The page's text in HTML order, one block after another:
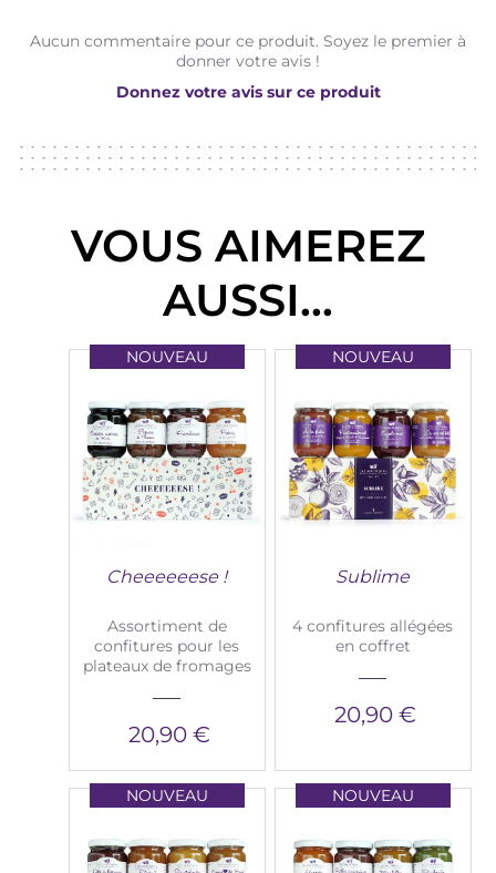
Aucun commentaire pour ce produit. Soyez le premier à
donner votre avis !
Donnez votre avis sur ce produit
VOUS AIMEREZ
AUSSI...
NOUVEAU
Cheeeeeese !
Assortiment de
confitures pour les
plateaux de fromages
20,90 €
NOUVEAU
Sublime
4 confitures allégées
en coffret
20,90 €
NOUVEAU NOUVEAU